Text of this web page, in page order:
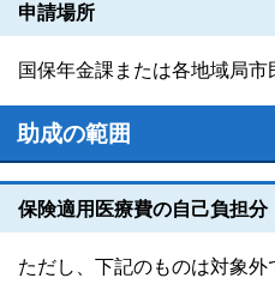
申請場所
国保年金課または各地域局市
助成の範囲
保険適用医療費の自己負担分
ただし、下記のものは対象外